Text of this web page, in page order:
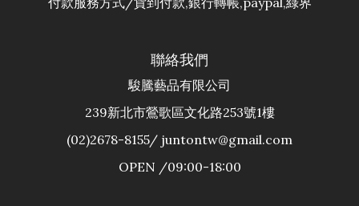
聯絡我們
駿騰藝品有限公司
239新北市鶯歌區文化路253號1樓
(02)2678-8155/ juntontw@gmail.com
OPEN /09:00-18:00